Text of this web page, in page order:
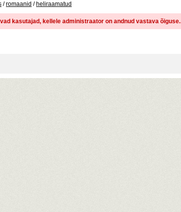
/romaanid / heliraamatud
kasutajad, kellele administraator on andnud vastava õiguse.